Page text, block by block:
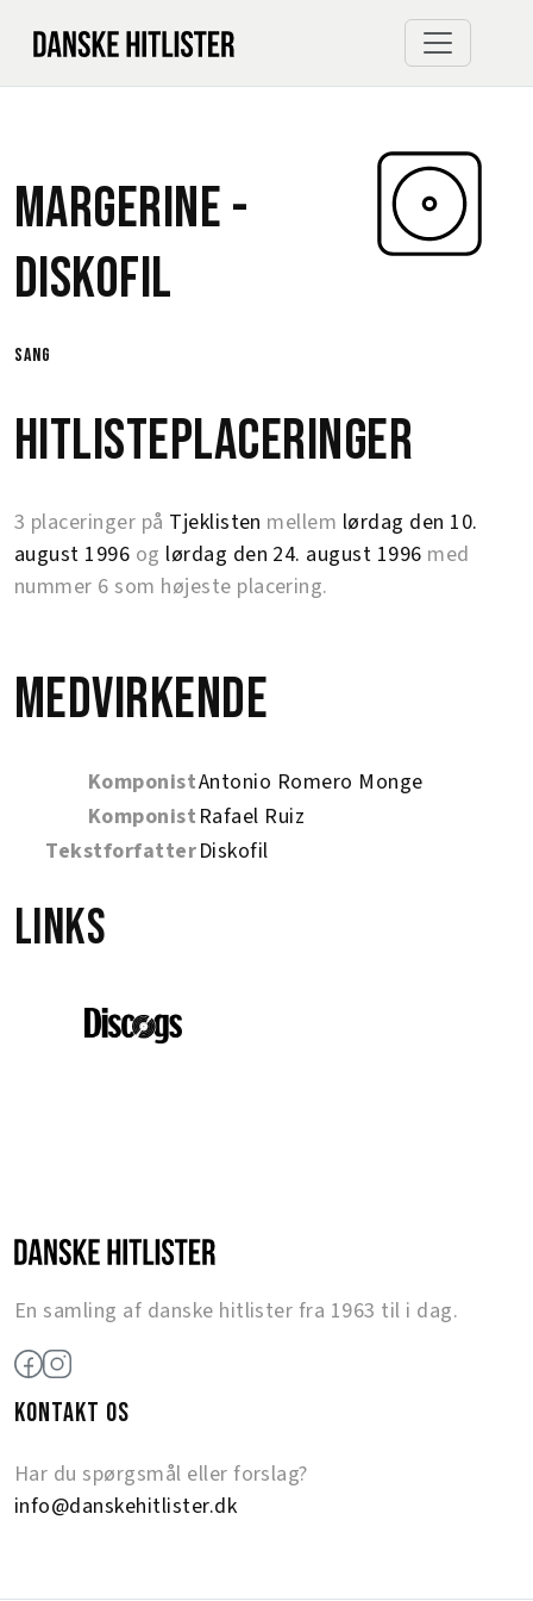
Margerine -
Diskofil
sang
Hitlisteplaceringer
3 placeringer på Tjeklisten mellem lørdag den 10.
august 1996 og lørdag den 24. august 1996 med
nummer 6 som højeste placering.
Medvirkende
KomponistAntonio Romero Monge
Komponist Rafael Ruiz
TekstforfatterDiskofil
Links
En samling af danske hitlister fra 1963 til i dag.
KONTAKT OS
Har du spørgsmål eller forslag?
info@danskehitlister.dk